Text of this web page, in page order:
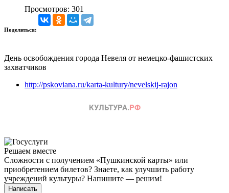
Просмотров: 301
Поделиться:
День освобождения города Невеля от немецко-фашистских
захватчиков
http://pskoviana.ru/karta-kultury/nevelskij-rajon
Решаем вместе
Сложности с получением «Пушкинской карты» или
приобретением билетов? Знаете, как улучшить работу
учреждений культуры? Напишите — решим!
Написать